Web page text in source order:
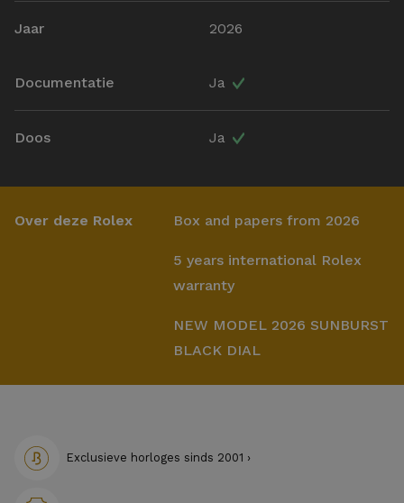
Jaar 2026
Documentatie Ja
Doos Ja
Over deze Rolex Box and papers from 2026
5 years international Rolex
warranty
NEW MODEL 2026 SUNBURST
BLACK DIAL
Exclusieve horloges sinds 2001 ›